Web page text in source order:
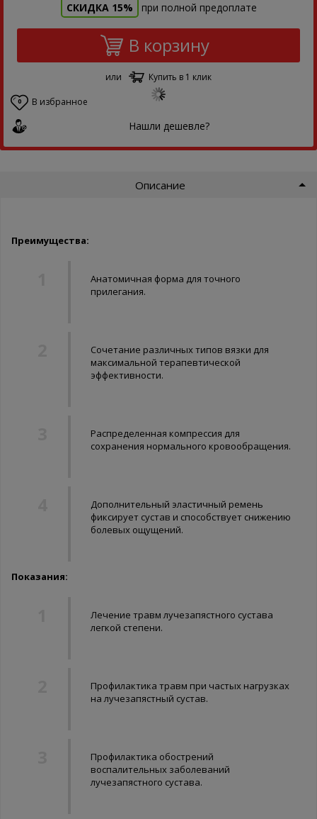
СКИДКА 15% при полной предоплате
В корзину
или Купить в 1 клик
0 В избранное
Нашли дешевле?
Описание
Преимущества:
Анатомичная форма для точного
прилегания.
Сочетание различных типов вязки для
максимальной терапевтической
эффективности.
Распределенная компрессия для
сохранения нормального кровообращения.
Дополнительный эластичный ремень
фиксирует сустав и способствует снижению
болевых ощущений.
Показания:
Лечение травм лучезапястного сустава
легкой степени.
Профилактика травм при частых нагрузках
на лучезапястный сустав.
Профилактика обострений
воспалительных заболеваний
лучезапястного сустава.